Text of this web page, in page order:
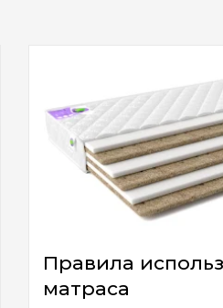
Правила
матраса